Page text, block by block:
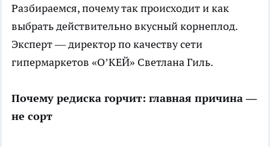
Разбираемся, почему так происходит и как
выбрать действительно вкусный корнеплод.
Эксперт— директор по качеству сети
гипермаркетов «О’КЕЙ» Светлана Гиль.
Почему редиска горчит: главная причина —
не сорт